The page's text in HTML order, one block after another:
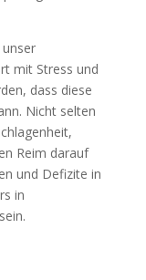
mit Stress und
dass diese
Nicht selten
Reim darauf
und Defizite in
in